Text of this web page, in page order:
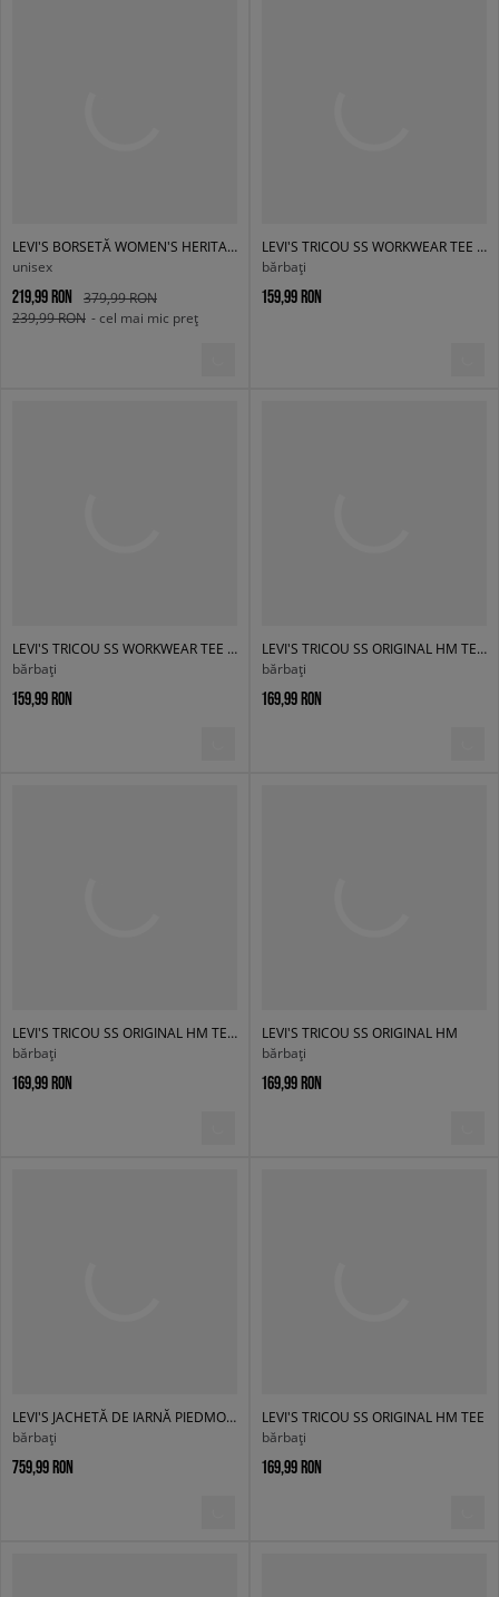
LEVI'S BORSETĂ WOMEN'S HERITAGE TOTE-ALL
unisex
219,99 RON
379,99 RON
239,99 RON - cel mai mic preț
LEVI'S TRICOU SS WORKWEAR TEE WHITES
bărbați
159,99 RON
LEVI'S TRICOU SS WORKWEAR TEE BLACKS
bărbați
159,99 RON
LEVI'S TRICOU SS ORIGINAL HM TEE REDS
bărbați
169,99 RON
LEVI'S TRICOU SS ORIGINAL HM TEE GREENS
bărbați
169,99 RON
LEVI'S TRICOU SS ORIGINAL HM
bărbați
169,99 RON
LEVI'S JACHETĂ DE IARNĂ PIEDMONT SHORT RED BW BLACKS
bărbați
759,99 RON
LEVI'S TRICOU SS ORIGINAL HM TEE
bărbați
169,99 RON